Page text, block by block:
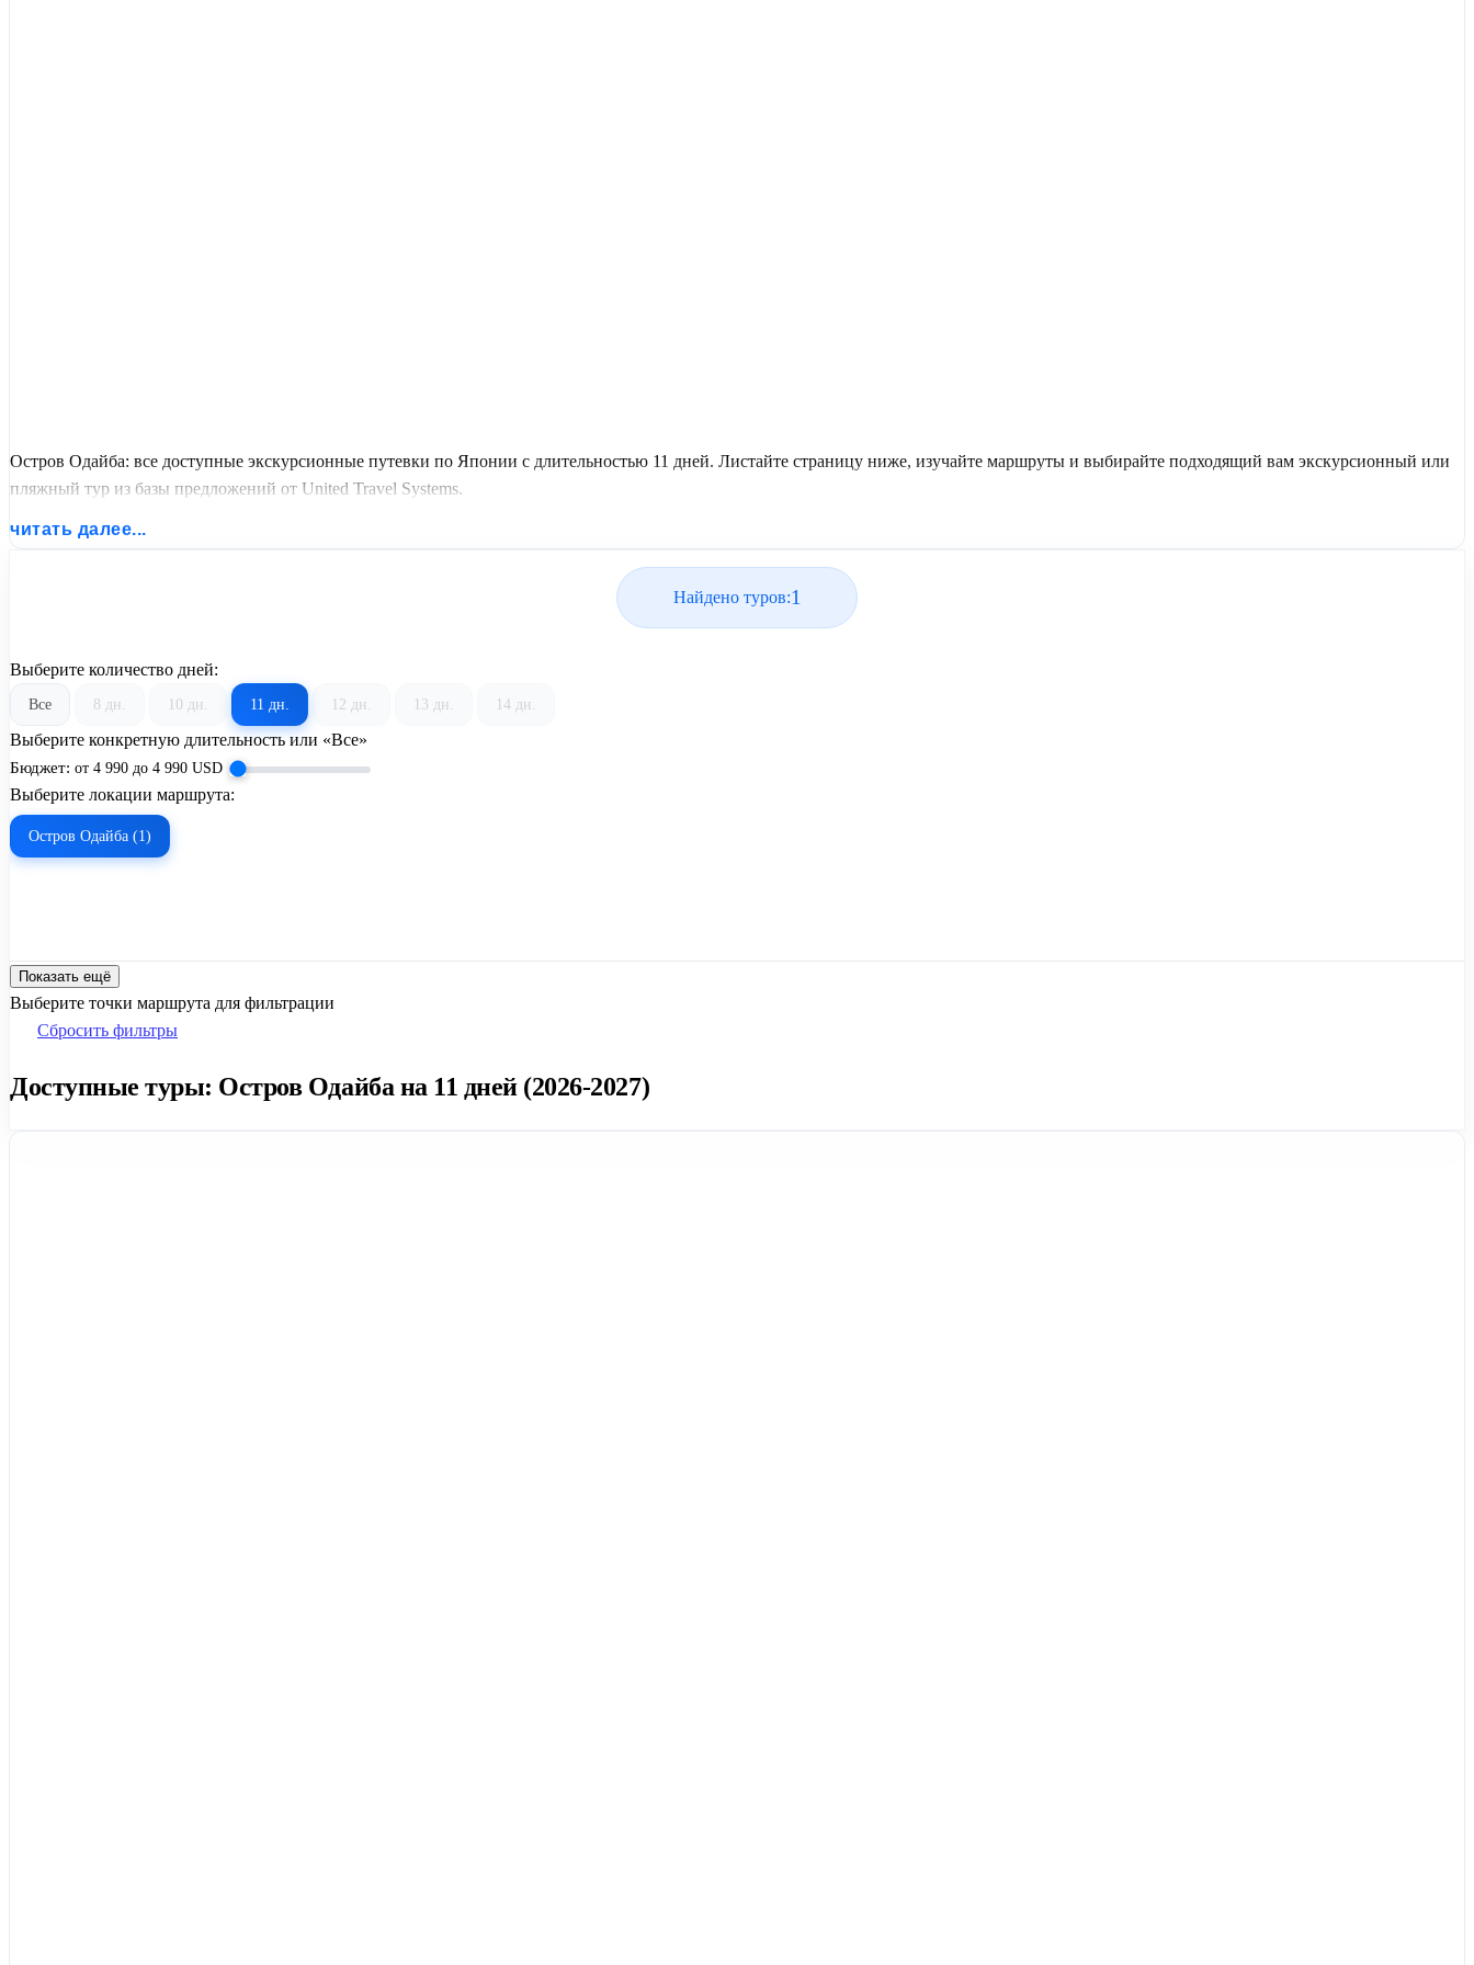
Остров Одайба: все доступные экскурсионные путевки по Японии с длительностью 11 дней. Листайте страницу ниже, изучайте маршруты и выбирайте подходящий вам экскурсионный или
пляжный тур из базы предложений от United Travel Systems.
читать далее...
Найдено туров:1
Выберите количество дней:
Все 8 дн. 10 дн. 11 дн. 12 дн. 13 дн. 14 дн.
Выберите конкретную длительность или «Все»
Бюджет: от 4 990 до 4 990 USD
Выберите локации маршрута:
Остров Одайба (1)
Показать ещё
Выберите точки маршрута для фильтрации
Сбросить фильтры
Доступные туры: Остров Одайба на 11 дней (2026-2027)